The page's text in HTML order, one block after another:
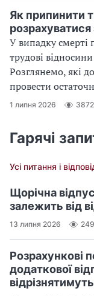
Як припинити
У випадку
трудові
Розглянемо, які
провести
1 липня 2026
Гарячі
Усі питання і
Щорічна
залежить від
13 липня 2026 249
Розрахункові
додаткової